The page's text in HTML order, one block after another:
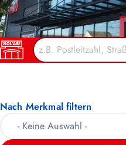
Nach Merkmal filtern